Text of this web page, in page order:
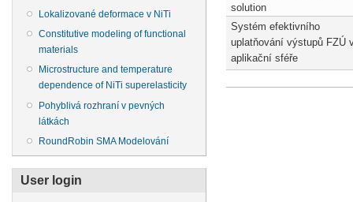
Lokalizované deformace v NiTi
Constitutive modeling of functional
materials
Microstructure and temperature
dependence of NiTi superelasticity
Pohyblivá rozhraní v pevných
látkách
RoundRobin SMA Modelování
User login
solution
Systém efektivního
uplatňování výstupů FZÚ
aplikační sféře